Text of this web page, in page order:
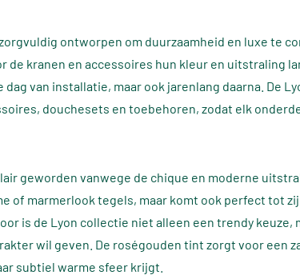
ontworpen om duurzaamheid en luxe te
kranen en accessoires hun kleur en uitstraling
van installatie, maar ook jarenlang daarna. De
douchesets en toebehoren, zodat elk
geworden vanwege de chique en moderne
of marmerlook tegels, maar komt ook perfect tot
is de Lyon collectie niet alleen een trendy keuze,
wil geven. De roségouden tint zorgt voor een
subtiel warme sfeer krijgt.